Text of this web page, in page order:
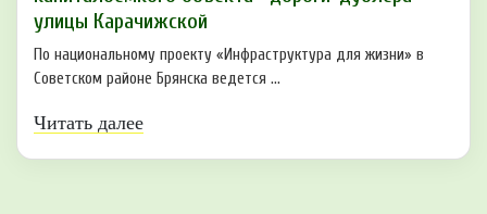
улицы Карачижской
По национальному проекту «Инфраструктура для жизни» в
Советском районе Брянска ведется ...
Читать далее